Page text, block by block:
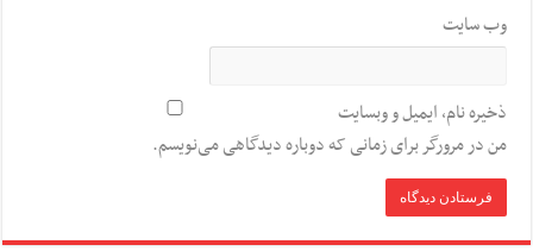
وب‌ سایت
ذخیره نام، ایمیل و وبسایت
من در مرورگر برای زمانی که دوباره دیدگاهی می‌نویسم.